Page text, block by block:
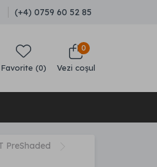
(+4) 0759 60 52 85
Favorite (0)
0
Vezi coșul
PreShaded